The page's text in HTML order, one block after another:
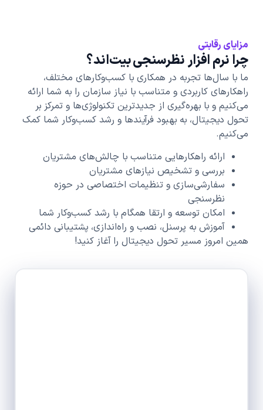
مزایای رقابتی
چرا نرم افزار نظرسنجی بیت‌اند؟
ما با سال‌ها تجربه در همکاری با کسب‌وکارهای مختلف،
راهکارهای کاربردی و متناسب با نیاز سازمان‌ را به شما ارائه
می‌کنیم و با بهره‌گیری از جدیدترین تکنولوژی‌ها و تمرکز بر
تحول دیجیتال، به بهبود فرآیندها و رشد کسب‌وکار شما کمک
می‌کنیم.
ارائه راهکارهایی متناسب با چالش‌های مشتریان
بررسی و تشخیص نیازهای مشتریان
سفارشی‌سازی و تنظیمات اختصاصی در حوزه
نظرسنجی
امکان توسعه و ارتقا همگام با رشد کسب‌وکار شما
آموزش به پرسنل، نصب و راه‌اندازی، پشتیبانی دائمی
همین امروز مسیر تحول دیجیتال را آغاز کنید!